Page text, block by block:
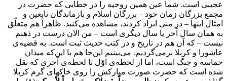
عجیبی است. شما عین همین روحیه را در خطابی که حضرت در
مجمع بزرگان زمان خود – بزرگان اسلام و بازماندگان تابعین و
امثال اینها – در منی ایراد کردند، مشاهده می‌کنید. ظاهراً هم متعلّق
به همان سال آخر یا سال دیگری است – من الان درست در ذهنم
نیست – که آن هم در تاریخ و در کتب حدیث ثبت است. به قضیه‌ی
عاشورا و کربلا برمی‌گردیم. می‌بینیم این‌جا هم با این‌که میدان
حماسه و جنگ است، اما از لحظه‌ی اوّل تا لحظه‌ی آخری که نقل
شده است که حضرت صورت مبارکش را روی خاکهای گرم کربلا